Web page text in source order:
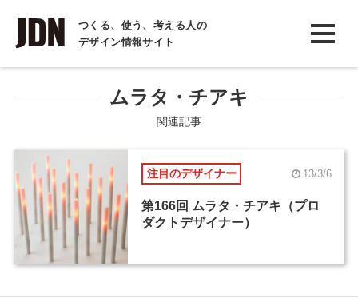
つくる、使う、考える人の
デザイン情報サイト
INTERVIEW
インタビュー
REPORT
COLUMN
コラム
ムラタ・チアキ
関連記事
注目のデザイナー 13/3/6
第166回 ムラタ・チアキ（プロ
ダクトデザイナー）